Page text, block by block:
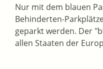
Nur mit dem blauen
Behinderten-
geparkt werden. Der
allen Staaten der